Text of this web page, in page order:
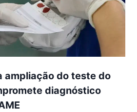
ampliação do teste do
diagnóstico